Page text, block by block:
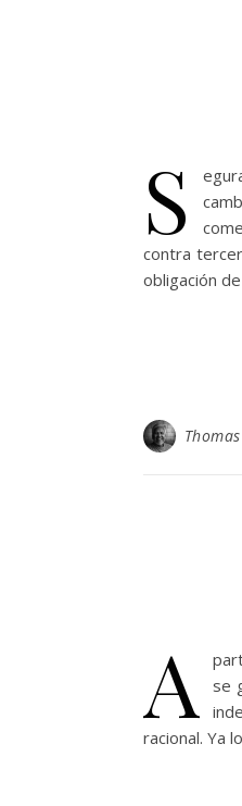
S
contra
obligación
Thomas
A
se
racional. Ya